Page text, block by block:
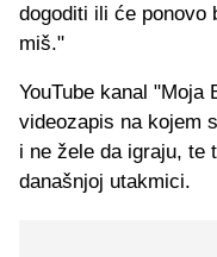
dogoditi ili će ponovo
miš."
YouTube kanal "Moja
videozapis na kojem
i ne žele da igraju, te
današnjoj utakmici.